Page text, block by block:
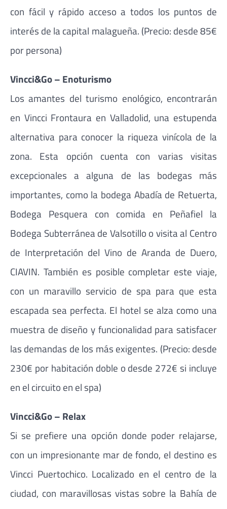
con fácil y rápido acceso a todos los puntos de
interés de la capital malagueña. (Precio: desde 85€
por persona)
Vincci&Go – Enoturismo
Los amantes del turismo enológico, encontrarán
en Vincci Frontaura en Valladolid, una estupenda
alternativa para conocer la riqueza vinícola de la
zona. Esta opción cuenta con varias visitas
excepcionales a alguna de las bodegas más
importantes, como la bodega Abadía de Retuerta,
Bodega Pesquera con comida en Peñafiel la
Bodega Subterránea de Valsotillo o visita al Centro
de Interpretación del Vino de Aranda de Duero,
CIAVIN. También es posible completar este viaje,
con un maravillo servicio de spa para que esta
escapada sea perfecta. El hotel se alza como una
muestra de diseño y funcionalidad para satisfacer
las demandas de los más exigentes. (Precio: desde
230€ por habitación doble o desde 272€ si incluye
en el circuito en el spa)
Vincci&Go – Relax
Si se prefiere una opción donde poder relajarse,
con un impresionante mar de fondo, el destino es
Vincci Puertochico. Localizado en el centro de la
ciudad, con maravillosas vistas sobre la Bahía de